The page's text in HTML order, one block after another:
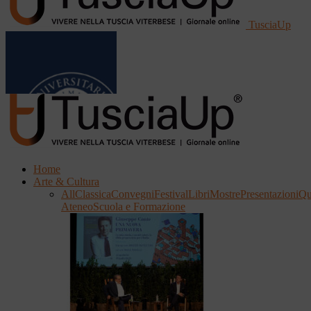
TusciaUp
Home
Arte & Cultura
AllClassicaConvegniFestivalLibriMostrePresentazioni
AteneoScuola e Formazione